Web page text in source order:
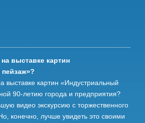
выставке картин
картин «Индустриальный
90-летию города и предприятия?
видео экскурсию с торжественного
конечно, лучше увидеть это своими